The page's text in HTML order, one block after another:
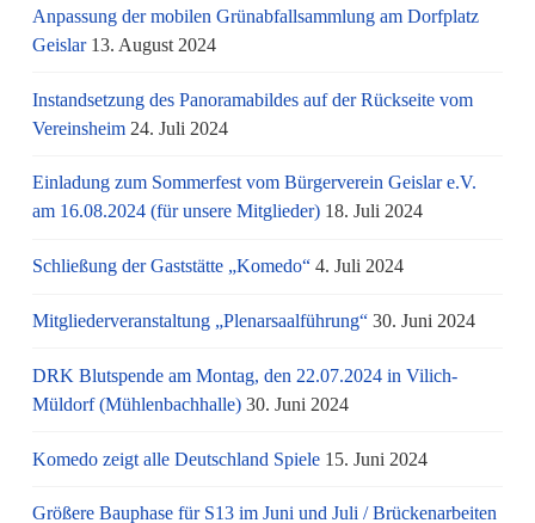
Anpassung der mobilen Grünabfallsammlung am Dorfplatz
Geislar 13. August 2024
Instandsetzung des Panoramabildes auf der Rückseite vom
Vereinsheim 24. Juli 2024
Einladung zum Sommerfest vom Bürgerverein Geislar e.V.
am 16.08.2024 (für unsere Mitglieder) 18. Juli 2024
Schließung der Gaststätte „Komedo“ 4. Juli 2024
Mitgliederveranstaltung „Plenarsaalführung“ 30. Juni 2024
DRK Blutspende am Montag, den 22.07.2024 in Vilich-
Müldorf (Mühlenbachhalle) 30. Juni 2024
Komedo zeigt alle Deutschland Spiele 15. Juni 2024
Größere Bauphase für S13 im Juni und Juli / Brü­cken­ar­bei­ten